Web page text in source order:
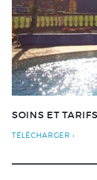
NOS
SOINS ET
TÉLÉCHARGER